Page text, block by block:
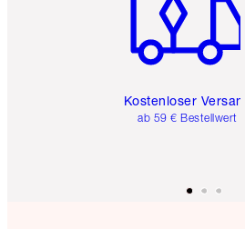
Kostenloser Versand
ab 59 € Bestellwert